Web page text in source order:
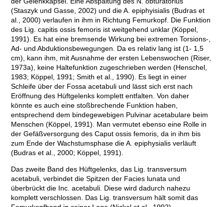
(Staszyk und Gasse, 2002) und die A. epiphyisialis (Budras et
al., 2000) verlaufen in ihm in Richtung Femurkopf. Die Funktion
des Lig. capitis ossis femoris ist weitgehend unklar (Köppel,
1991). Es hat eine bremsende Wirkung bei extremen Torsions-,
Ad- und Abduktionsbewegungen. Da es relativ lang ist (1- 1,5
cm), kann ihm, mit Ausnahme der ersten Lebenswochen (Riser,
1973a), keine Haltefunktion zugeschrieben werden (Henschel,
1983; Köppel, 1991; Smith et al., 1990). Es liegt in einer
Schleife über der Fossa acetabuli und lässt sich erst nach
Eröffnung des Hüftgelenks komplett entfalten. Von daher
könnte es auch eine stoßbrechende Funktion haben,
entsprechend dem bindegewebigen Pulvinar acetabulare beim
Menschen (Köppel, 1991). Man vermutet ebenso eine Rolle in
der Gefäßversorgung des Caput ossis femoris, da in ihm bis
zum Ende der Wachstumsphase die A. epiphysialis verläuft
(Budras et al., 2000; Köppel, 1991).
Das zweite Band des Hüftgelenks, das Lig. transversum
acetabuli, verbindet die Spitzen der Facies lunata und
überbrückt die Inc. acetabuli. Diese wird dadurch nahezu
komplett verschlossen. Das Lig. transversum hält somit das